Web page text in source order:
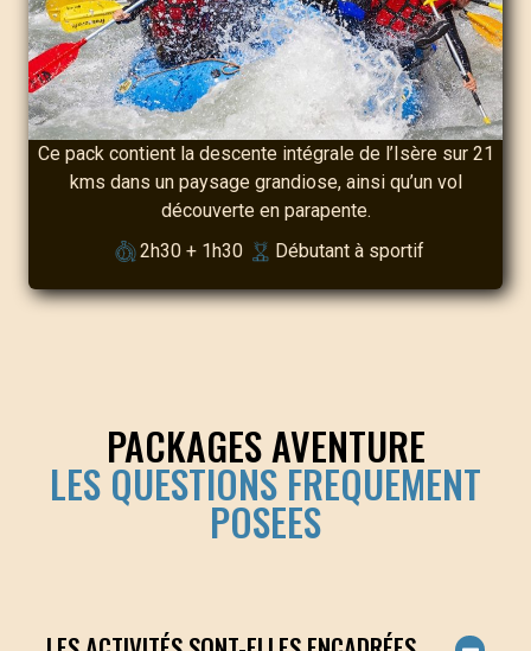
Ce pack contient la descente intégrale de l’Isère sur 21
kms dans un paysage grandiose, ainsi qu’un vol
découverte en parapente.
2h30 + 1h30
Débutant à sportif
PACKAGES AVENTURE
LES QUESTIONS FREQUEMENT
POSEES